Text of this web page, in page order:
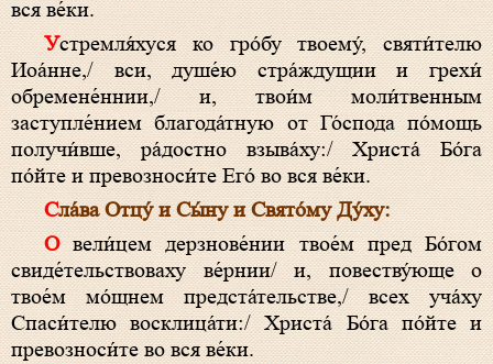
вся ве́ки.
Устремля́хуся ко гро́бу твоему́, святи́телю
Иоа́нне,/ вси, душе́ю стра́ждущии и грехи́
обремене́ннии,/ и, твои́м моли́твенным
заступле́нием благода́тную от Го́спода по́мощь
получи́вше, ра́достно взыва́ху:/ Христа́ Бо́га
по́йте и превозноси́те Его́ во вся ве́ки.
Сла́ва Отцу́ и Сы́ну и Свято́му Ду́ху:
О вели́цем дерзнове́нии твое́м пред Бо́гом
свиде́тельствоваху ве́рнии/ и, повеству́юще о
твое́м мо́щнем предста́тельстве,/ всех уча́ху
Спаси́телю восклица́ти:/ Христа́ Бо́га по́йте и
превозноси́те во вся ве́ки.